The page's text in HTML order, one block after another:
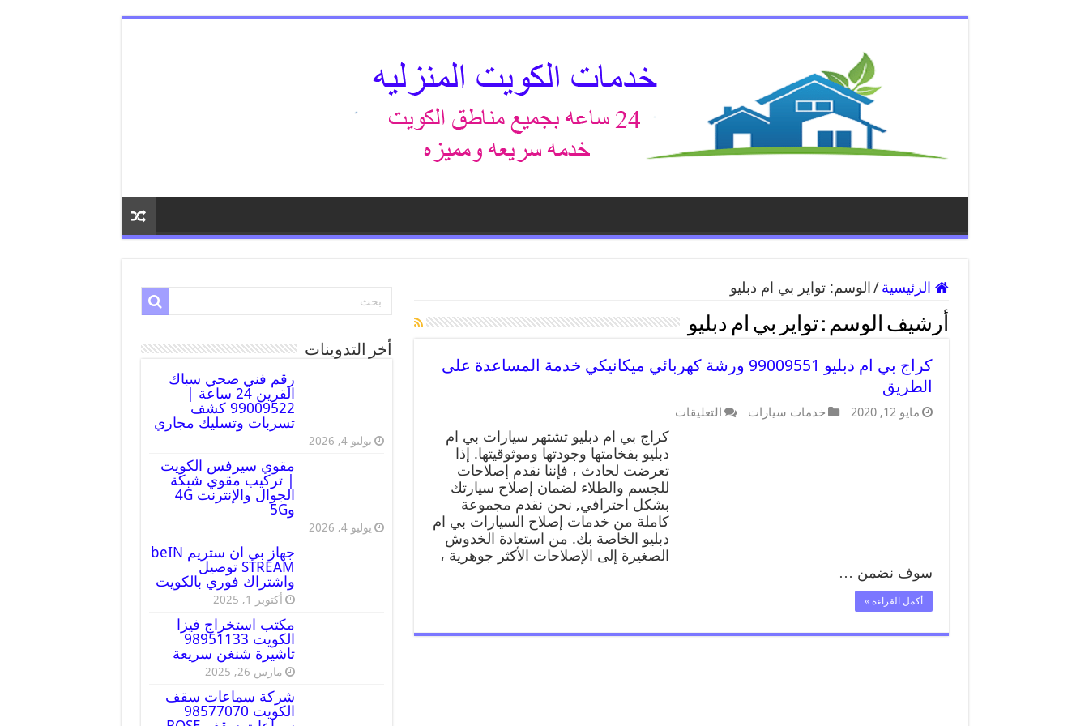
الرئيسية / الوسم:تواير بي ام دبليو
أرشيف الوسم :تواير بي ام دبليو
كراج بي ام دبليو 99009551 ورشة كهربائي ميكانيكي خدمة المساعدة على
الطريق
مايو 12, 2020 خدمات سيارات التعليقات
كراج بي ام دبليو تشتهر سيارات بي ام
دبليو بفخامتها وجودتها وموثوقيتها. إذا
تعرضت لحادث ، فإننا نقدم إصلاحات
للجسم والطلاء لضمان إصلاح سيارتك
بشكل احترافي, نحن نقدم مجموعة
كاملة من خدمات إصلاح السيارات بي ام
دبليو الخاصة بك. من استعادة الخدوش
الصغيرة إلى الإصلاحات الأكثر جوهرية ،
سوف نضمن …
أكمل القراءة »
أخر التدوينات
رقم فني صحي سباك
القرين 24 ساعة |
99009522 كشف
تسربات وتسليك مجاري
يوليو 4, 2026
مقوي سيرفس الكويت
| تركيب مقوي شبكة
الجوال والإنترنت 4G
و5G
يوليو 4, 2026
جهاز بي ان ستريم beIN
STREAM توصيل
واشتراك فوري بالكويت
أكتوبر 1, 2025
مكتب استخراج فيزا
الكويت 98951133
تاشيرة شنغن سريعة
مارس 26, 2025
شركة سماعات سقف
الكويت 98577070